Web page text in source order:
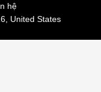
hệ
United States